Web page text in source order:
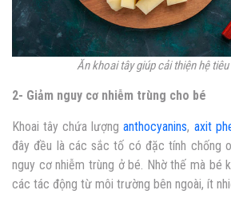
Ăn khoai tây giúp cải thiện hệ
2- Giảm nguy cơ nhiễm trùng cho bé
Khoai tây chứa lượnganthocyanins, axit
đây đều là các sắc tố có đặc tính chống
nguy cơ nhiễm trùng ở bé. Nhờ thế mà bé
các tác động từ môi trường bên ngoài, ít